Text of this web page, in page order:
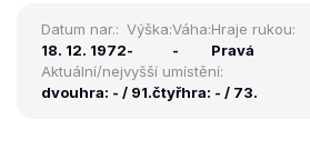
Datum nar.:
18. 12. 1972
Výška:
-
Váha:
-
Hraje rukou:
Pravá
Aktuální/nejvyšší umístění:
dvouhra: - / 91.čtyřhra: - / 73.